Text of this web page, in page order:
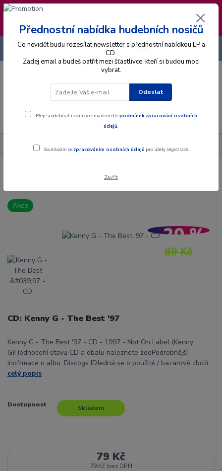
❣️ Od 4.8. do 13.8. čerpám dovolenou. Datum
expedice objednávek se posouvá na pátek
14.8.2026 🐋
Menu
CZK
+420 725 736 293
Alba CD Kenny G - The Best '97 - CD
Kenny G - The Best '97 - CD
Akce
99 Kč
- 20 %
CD: Kenny G - The Best '97
Kenny G - The Best '97 - CD - 1997 - Not On Label (Kenny
G)Hodnocení stavu CD a obalu naleznete zdePodrobnější
inofrmace o albu: Discogs IDJedná se o použité / bazarové zboží
celý popis
Dostupnost Skladem
79 Kč
79 Kč bez DPH
Přednostní nabídka hudebních nosičů
Co nevidět budu rozesílat newsletter s přednostní nabídkou LP a
CD.
Zadej email a budeš patřit mezi šťastlivce, kteří si budou moci
vybrat.
Odeslat
Přeji si odebírat novinky e-mailem dlepodmínek zpracování osobních
údajů.
Souhlasím se zpracováním osobních údajů pro účely registrace.
Zavřít